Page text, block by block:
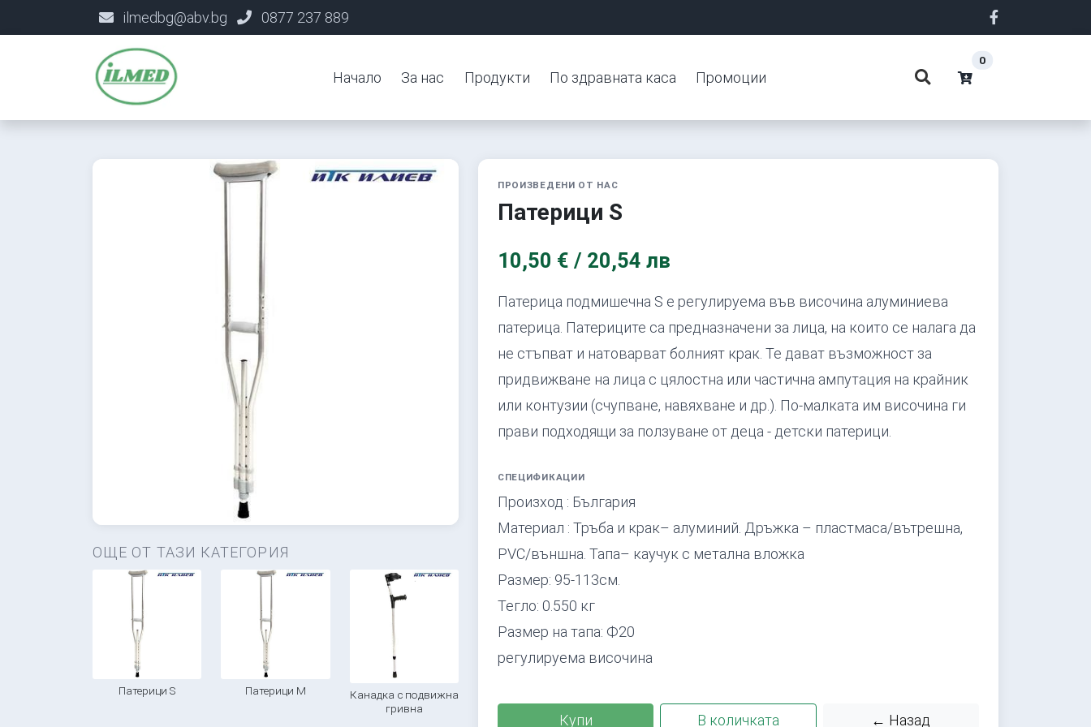
ilmedbg@abv.bg 0877 237 889
Начало За нас Продукти По здравната каса Промоции
0
ОЩЕ ОТ ТАЗИ КАТЕГОРИЯ
Патерици S Патерици М
Канадка с подвижна
гривна
ПРОИЗВЕДЕНИ ОТ НАС
Патерици S
10,50 € / 20,54 лв
Патерица подмишечна S e регулируемa във височина алуминиева
патерица. Патериците са предназначени за лица, на които се налага да
не стъпват и натоварват болният крак. Те дават възможност за
придвижване на лица с цялостна или частична ампутация на крайник
или контузии (счупване, навяхване и др.). По-малката им височина ги
прави подходящи за ползуване от деца - детски патерици.
СПЕЦИФИКАЦИИ
Произход : България
Материал : Тръба и крак– алуминий. Дръжка – пластмаса/вътрешна,
PVC/външна. Тапа– каучук с метална вложка
Размер: 95-113см.
Тегло: 0.550 кг
Размер на тапа: Ф20
регулируема височина
Купи В количката ← Назад